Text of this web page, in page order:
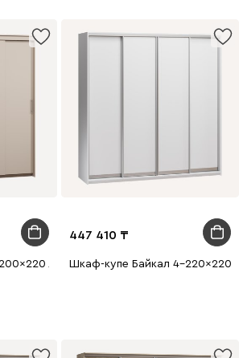
Латте без зеркал
447 410
Шкаф-купе Байкал 4-220x220